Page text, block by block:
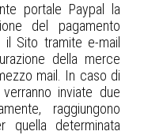
portale Paypal la
del pagamento
Sito tramite e-mail
della merce
mail. In caso di
inviate due
raggiungono
quella determinata